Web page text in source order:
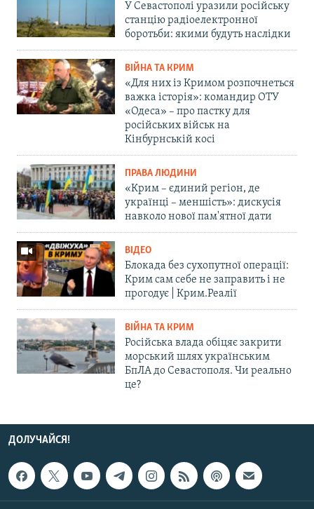
У Севастополі уразили російську
станцію радіоелектронної
боротьби: якими будуть наслідки
ВІЙНА ТА КРИМ
«Для них із Кримом розпочнеться
важка історія»: командир ОТУ
«Одеса» – про пастку для
російських військ на
Кінбурнській косі
ПРАВА ЛЮДИНИ
«Крим – єдиний регіон, де
українці – меншість»: дискусія
навколо нової пам'ятної дати
ВІДЕО
Блокада без сухопутної операції:
Крим сам себе не заправить і не
прогодує | Крим.Реалії
ВІЙНА ТА КРИМ
Російська влада обіцяє закрити
морський шлях українським
БпЛА до Севастополя. Чи реально
це?
ДОЛУЧАЙСЯ!